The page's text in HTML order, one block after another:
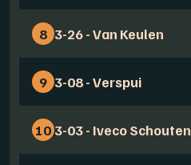
8 3-26 - Van Keulen
9 3-08 - Verspui
10 3-03 - Iveco Schouten